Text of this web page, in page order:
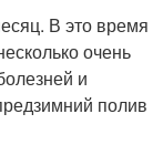
В это время
очень
и
полив